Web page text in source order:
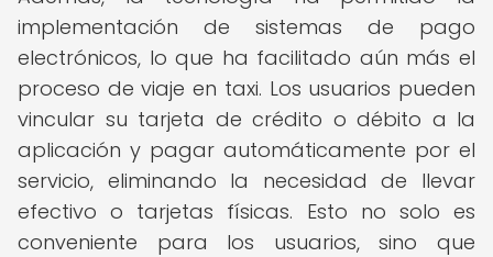
implementación de sistemas de pago
electrónicos, lo que ha facilitado aún más el
proceso de viaje en taxi. Los usuarios pueden
vincular su tarjeta de crédito o débito a la
aplicación y pagar automáticamente por el
servicio, eliminando la necesidad de llevar
efectivo o tarjetas físicas. Esto no solo es
conveniente para los usuarios, sino que